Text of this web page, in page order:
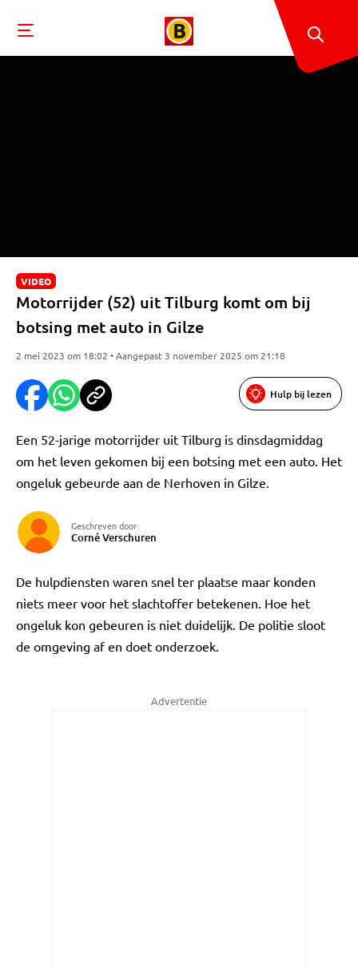
VIDEO
Motorrijder (52) uit Tilburg komt om bij
botsing met auto in Gilze
2 mei 2023 om 18:02 • Aangepast 3 november 2025 om 21:18
Hulp bij lezen
Een 52-jarige motorrijder uit Tilburg is dinsdagmiddag
om het leven gekomen bij een botsing met een auto. Het
ongeluk gebeurde aan de Nerhoven in Gilze.
Geschreven door
Corné Verschuren
De hulpdiensten waren snel ter plaatse maar konden
niets meer voor het slachtoffer betekenen. Hoe het
ongeluk kon gebeuren is niet duidelijk. De politie sloot
de omgeving af en doet onderzoek.
Advertentie